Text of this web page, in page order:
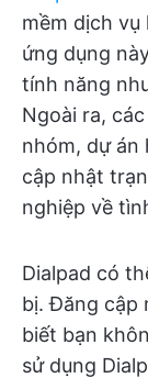
mềm dịch vụ
ứng dụng
tính năng
Ngoài ra,
nhóm, dự án
cập nhật
nghiệp về
Dialpad có
bị. Đăng cập
biết bạn
sử dụng